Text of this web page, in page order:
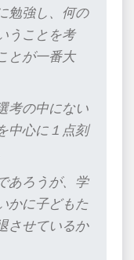
勉強し、何の
うことを考
とが一番大
考の中にない
中心に１点刻
あろうが、学
かに子どもた
させているか